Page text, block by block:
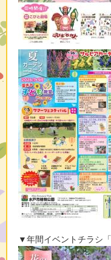
▼年間イベントチラシ「